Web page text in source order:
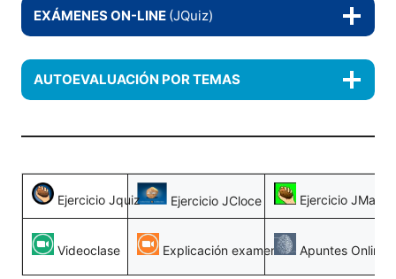
EXÁMENES ON-LINE (JQuiz)
AUTOEVALUACIÓN POR TEMAS
Ejercicio Jquiz Ejercicio JCloce Ejercicio JMatch
Videoclase Explicación examen Apuntes Online